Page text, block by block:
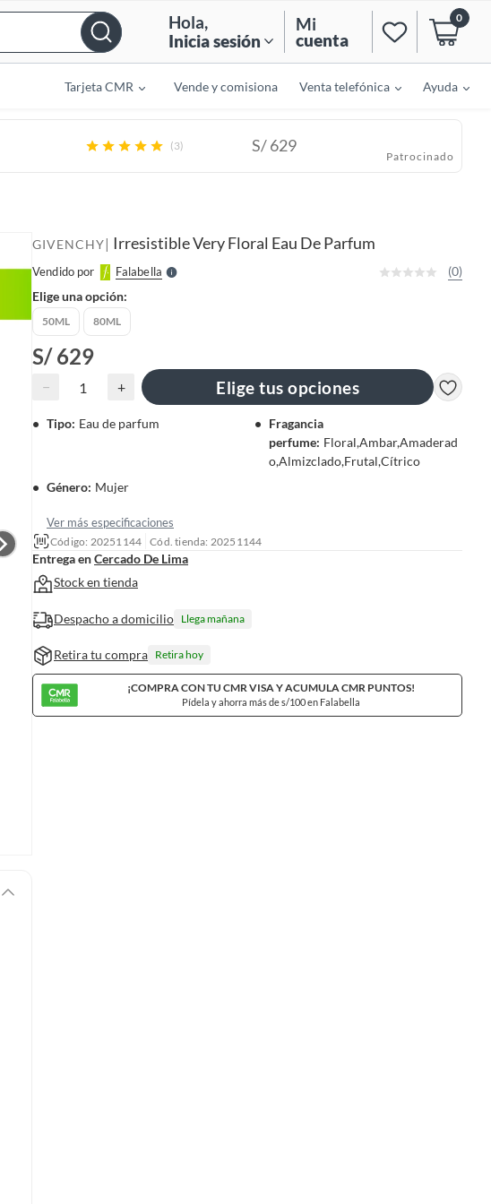
Hola,
Inicia sesión
Mi
cuenta
0
Tarjeta CMR Vende y comisiona Venta telefónica Ayuda
(3) S/629
Patrocinado
GIVENCHY| Irresistible Very Floral Eau De Parfum
Vendido por FalabellaS
l
l
(0)
Elige una opción:
50ML 80ML
S/ 629
− + Elige tus opciones
Tipo: Eau de parfum
Fragancia
perfume: Floral,Ambar,Amaderad
o,Almizclado,Frutal,Cítrico
Género: Mujer
Ver más especificaciones
Código: 20251144 Cód. tienda: 20251144
Entrega enCercado De Lima
Stock en tienda
Despacho a domicilio Llega mañana
Retira tu compra Retira hoy
¡COMPRA CON TU CMR VISA Y ACUMULA CMR PUNTOS!
Pídela y ahorra más de s/100 en Falabella